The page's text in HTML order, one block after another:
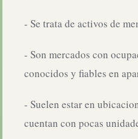
- Se trata de activos de
- Son mercados con
conocidos y fiables en
- Suelen estar en
cuentan con pocas